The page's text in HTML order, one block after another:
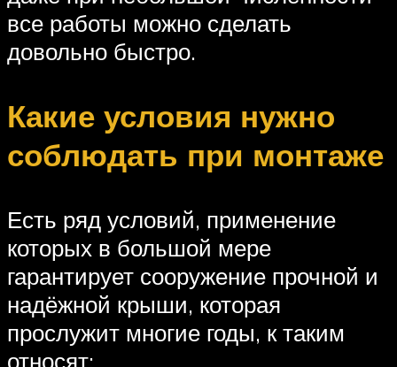
все работы можно сделать
довольно быстро.
Какие условия нужно
соблюдать при монтаже
Есть ряд условий, применение
которых в большой мере
гарантирует сооружение прочной и
надёжной крыши, которая
прослужит многие годы, к таким
относят: